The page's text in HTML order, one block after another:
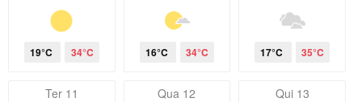
19°C 34°C 16°C 34°C 17°C 35°C
Ter 11 Qua 12 Qui 13